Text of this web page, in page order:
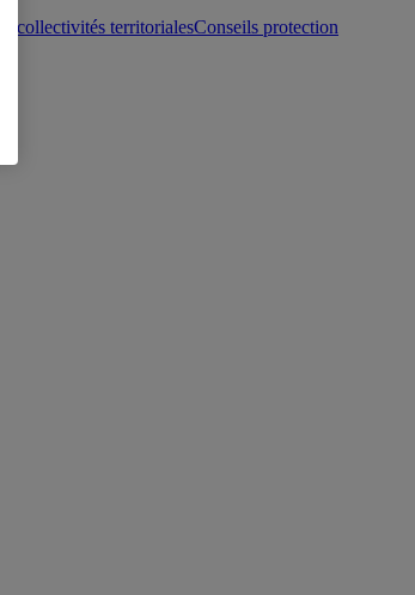
collectivités territorialesConseils protection